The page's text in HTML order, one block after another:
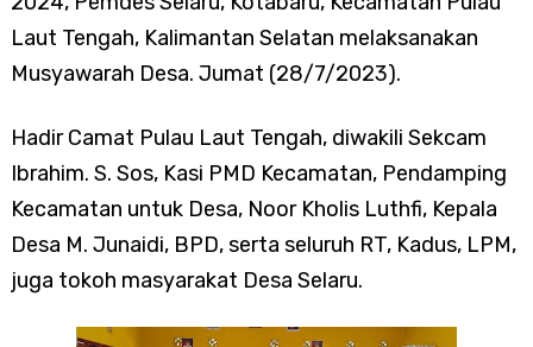
Laut Tengah, Kalimantan Selatan melaksanakan
Musyawarah Desa. Jumat (28/7/2023).
Hadir Camat Pulau Laut Tengah, diwakili Sekcam
Ibrahim. S. Sos, Kasi PMD Kecamatan, Pendamping
Kecamatan untuk Desa, Noor Kholis Luthfi, Kepala
Desa M. Junaidi, BPD, serta seluruh RT, Kadus, LPM,
juga tokoh masyarakat Desa Selaru.